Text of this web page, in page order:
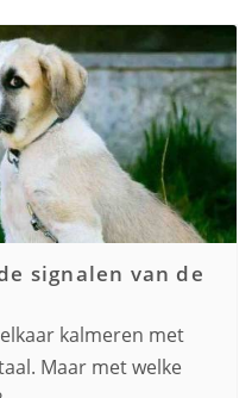
signalen van de
kalmeren met
Maar met welke